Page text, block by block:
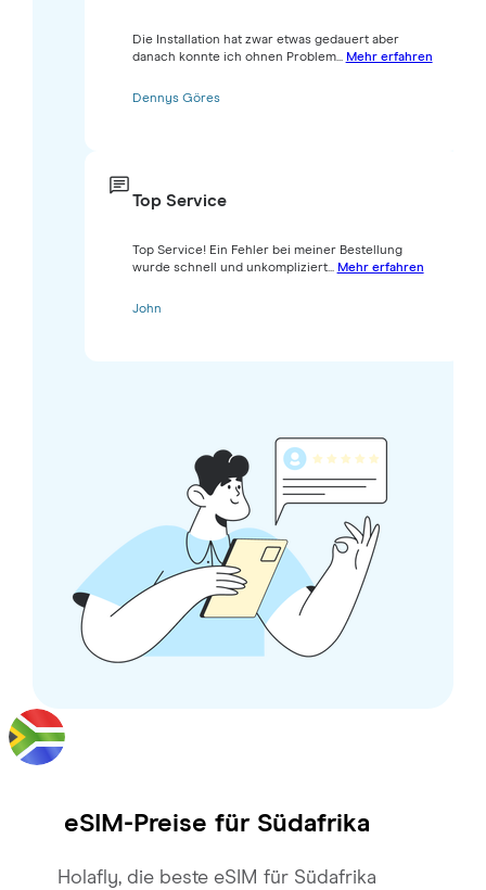
Die Installation hat zwar etwas gedauert aber
danach konnte ich ohnen Problem... Mehr erfahren
Dennys Göres
Top Service
Top Service! Ein Fehler bei meiner Bestellung
wurde schnell und unkompliziert... Mehr erfahren
John
eSIM-Preise für Südafrika
Holafly, die beste eSIM für Südafrika